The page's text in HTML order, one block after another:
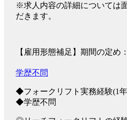
※求人内容の詳細については
だきます。
【雇用形態補足】期間の定め
学歴不問
◆フォークリフト実務経験(1
◆学歴不問